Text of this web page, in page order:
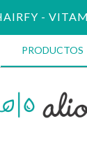
PRODUCTOS